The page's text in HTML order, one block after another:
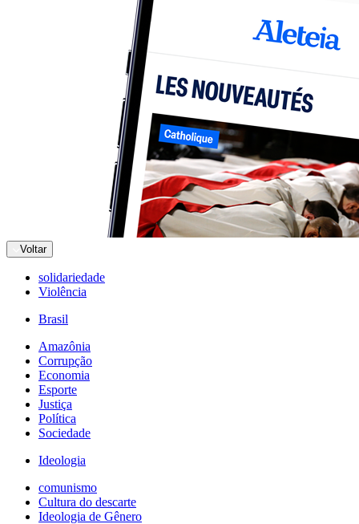
Voltar
solidariedade
Violência
Brasil
Amazônia
Corrupção
Economia
Esporte
Justiça
Política
Sociedade
Ideologia
comunismo
Cultura do descarte
Ideologia de Gênero